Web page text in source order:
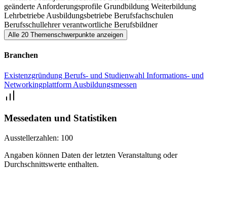
geänderte Anforderungsprofile Grundbildung Weiterbildung
Lehrbetriebe Ausbildungsbetriebe Berufsfachschulen
Berufsschullehrerverantwortliche Berufsbildner
Alle 20 Themenschwerpunkte anzeigen
Branchen
Existenzgründung Berufs- und Studienwahl Informations- und
Networkingplattform Ausbildungsmessen
Messedaten und Statistiken
Ausstellerzahlen: 100
Angaben können Daten der letzten Veranstaltung oder
Durchschnittswerte enthalten.